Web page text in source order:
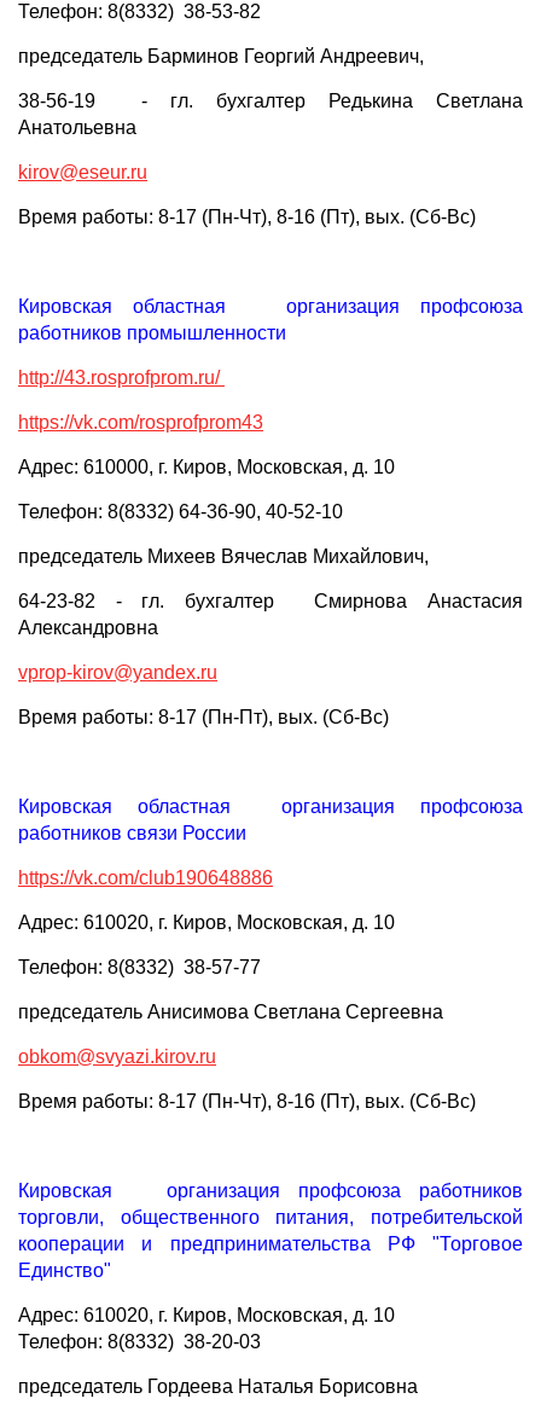
Телефон: 8(8332) 38-53-82
председатель Барминов Георгий Андреевич,
38-56-19 - гл. бухгалтер Редькина Светлана
Анатольевна
kirov@eseur.ru
Время работы: 8-17 (Пн-Чт), 8-16 (Пт), вых. (Сб-Вс)
Кировская областная организация профсоюза
работников промышленности
http://43.rosprofprom.ru/
https://vk.com/rosprofprom43
Адрес: 610000, г. Киров, Московская, д. 10
Телефон: 8(8332) 64-36-90, 40-52-10
председатель Михеев Вячеслав Михайлович,
64-23-82 - гл. бухгалтер Смирнова Анастасия
Александровна
vprop-kirov@yandex.ru
Время работы: 8-17 (Пн-Пт), вых. (Сб-Вс)
Кировская областная организация профсоюза
работников связи России
https://vk.com/club190648886
Адрес: 610020, г. Киров, Московская, д. 10
Телефон: 8(8332) 38-57-77
председатель Анисимова Светлана Сергеевна
obkom@svyazi.kirov.ru
Время работы: 8-17 (Пн-Чт), 8-16 (Пт), вых. (Сб-Вс)
Кировская организация профсоюза работников
торговли, общественного питания, потребительской
кооперации и предпринимательства РФ "Торговое
Единство"
Адрес: 610020, г. Киров, Московская, д. 10
Телефон: 8(8332) 38-20-03
председатель Гордеева Наталья Борисовна